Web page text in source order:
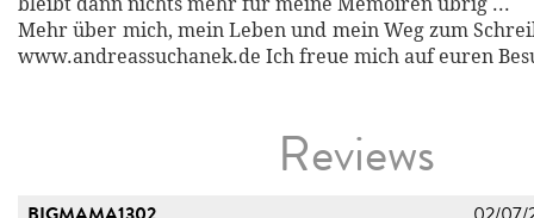
Mehr über mich, mein Leben und mein Weg zum
www.andreassuchanek.de Ich freue mich auf euren
Reviews